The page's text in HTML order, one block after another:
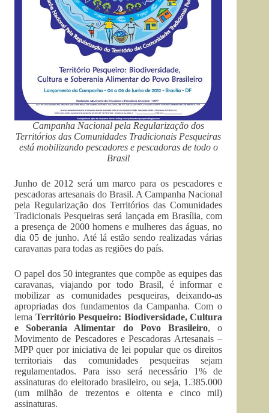
Campanha Nacional pela Regularização dos
Territórios das Comunidades Tradicionais Pesqueiras
está mobilizando pescadores e pescadoras de todo o
Brasil
Junho de 2012 será um marco para os pescadores e
pescadoras artesanais do Brasil. A Campanha Nacional
pela Regularização dos Territórios das Comunidades
Tradicionais Pesqueiras será lançada em Brasília, com
a presença de 2000 homens e mulheres das águas, no
dia 05 de junho. Até lá estão sendo realizadas várias
caravanas para todas as regiões do país.
O papel dos 50 integrantes que compõe as equipes das
caravanas, viajando por todo Brasil, é informar e
mobilizar as comunidades pesqueiras, deixando-as
apropriadas dos fundamentos da Campanha. Com o
lema Território Pesqueiro: Biodiversidade, Cultura
e Soberania Alimentar do Povo Brasileiro, o
Movimento de Pescadores e Pescadoras Artesanais –
MPP quer por iniciativa de lei popular que os direitos
territoriais das comunidades pesqueiras sejam
regulamentados. Para isso será necessário 1% de
assinaturas do eleitorado brasileiro, ou seja, 1.385.000
(um milhão de trezentos e oitenta e cinco mil)
assinaturas.